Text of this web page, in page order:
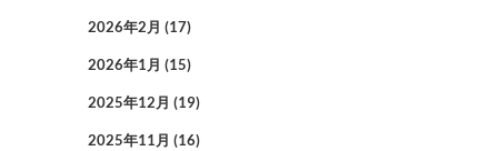
2026年2月 (17)
2026年1月 (15)
2025年12月 (19)
2025年11月 (16)